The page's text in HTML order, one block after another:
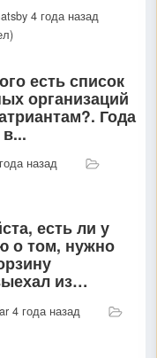
4 года назад
есть список
организаций
Года
назад
есть ли у
о том, нужно
из
4 года назад